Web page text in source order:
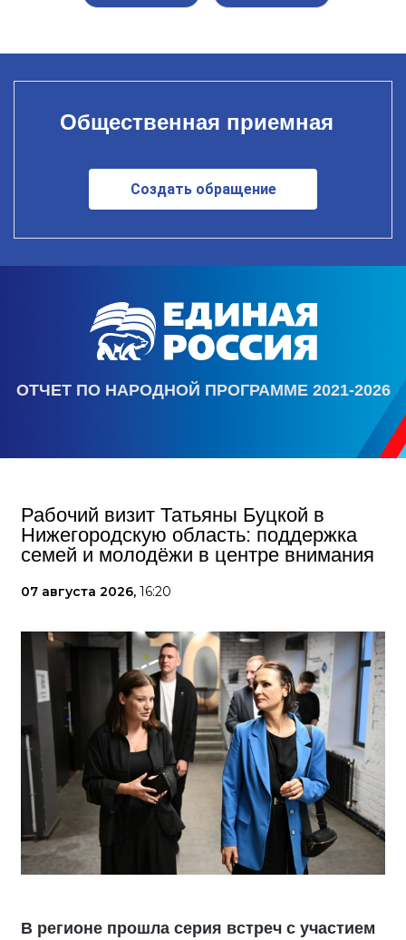
Общественная приемная
Создать обращение
ОТЧЕТ ПО НАРОДНОЙ ПРОГРАММЕ 2021-2026
Рабочий визит Татьяны Буцкой в
Нижегородскую область: поддержка
семей и молодёжи в центре внимания
07 августа 2026, 16:20
В регионе прошла серия встреч с участием